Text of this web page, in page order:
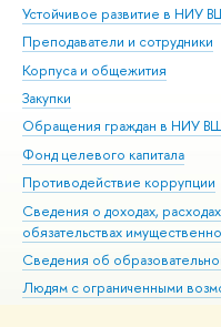
Устойчивое развитие в НИУ
Преподаватели и сотрудники
Корпуса и общежития
Закупки
Обращения граждан в НИУ
Фонд целевого капитала
Противодействие коррупции
Сведения о доходах,
обязательствах
Сведения об
Людям с ограниченными